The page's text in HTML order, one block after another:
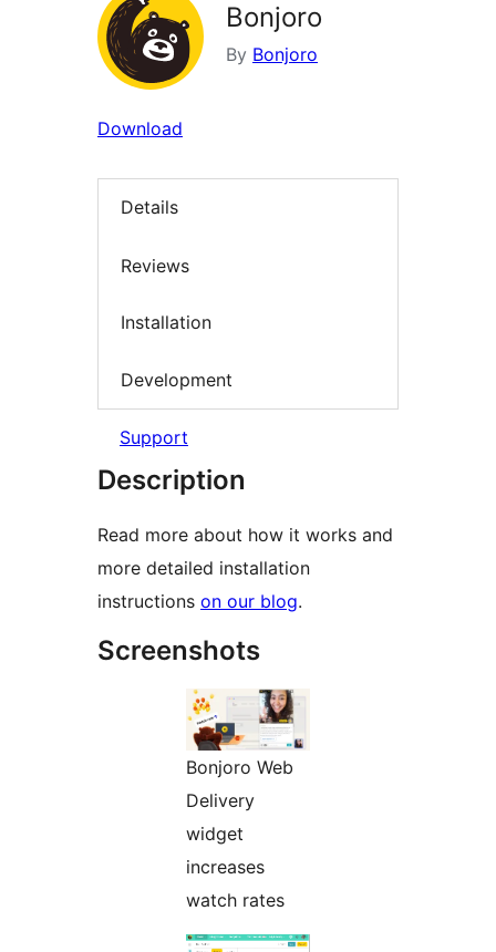
Bonjoro
By Bonjoro
Download
Details
Reviews
Installation
Development
Support
Description
Read more about how it works and
more detailed installation
instructions on our blog.
Screenshots
Bonjoro Web
Delivery
widget
increases
watch rates